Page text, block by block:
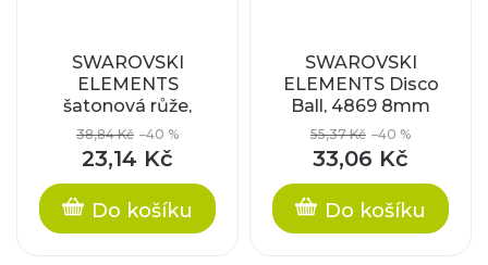
SWAROVSKI
ELEMENTS
šatonová růže,
16mm
38,84 Kč –40 %
23,14 Kč
Do košíku
SWAROVSKI
ELEMENTS Disco
Ball, 4869 8mm
light rose CAL´VZ´
55,37 Kč –40 %
33,06 Kč
Do košíku